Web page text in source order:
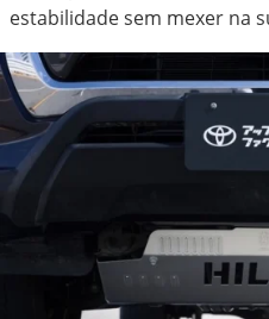
estabilidade sem mexer na